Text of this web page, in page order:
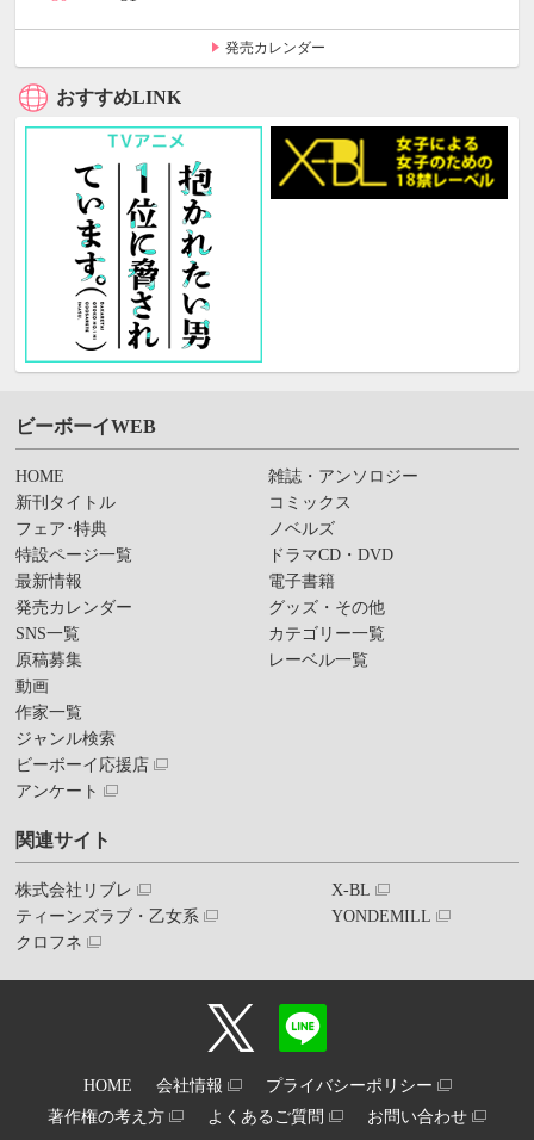
発売カレンダー
おすすめLINK
ビーボーイWEB
HOME
新刊タイトル
フェア･特典
特設ページ一覧
最新情報
発売カレンダー
SNS一覧
原稿募集
動画
作家一覧
ジャンル検索
ビーボーイ応援店
アンケート
雑誌・アンソロジー
コミックス
ノベルズ
ドラマCD・DVD
電子書籍
グッズ・その他
カテゴリー一覧
レーベル一覧
関連サイト
株式会社リブレ
ティーンズラブ・乙女系
クロフネ
X-BL
YONDEMILL
HOME 会社情報
プライバシーポリシー
著作権の考え方
よくあるご質問 お問い合わせ